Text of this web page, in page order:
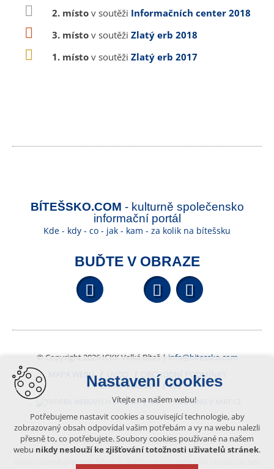
2. místo v soutěži Informačních center 2018
3. místo v soutěži Zlatý erb 2018
1. místo v soutěži Zlatý erb 2017
BÍTEŠSKO.COM - kulturně společensko
informační portál
Kde - kdy - co - jak - kam - za kolik na bítešsku
BUĎTE V OBRAZE
Facebook YouTube
© Copyright 2026 ICKK Velká Bíteš | info@bitessko.com
MAPA WEBU
ÚVOD
OBCHODNÍ PODMÍNKY
PORTÁL OBČANA
GIS
VYTVOŘENO V XART.CZ
Obsah tohoto portálu je chráněn autorským právem, které
vykonává vydavatel. Jakékoliv užití článků a fotografií z této podoby
Nastavení cookies
Vítejte na našem webu!
Potřebujeme nastavit cookies a související technologie, aby
zobrazovaný obsah odpovídal vašim potřebám a vy na webu nalezli
přesně to, co potřebujete. Soubory cookies používané na našem
webu nikdy neslouží ke zjišťování totožnosti uživatelů stránek.